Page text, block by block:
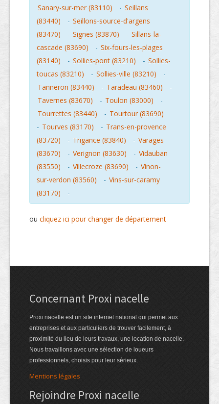
Sanary-sur-mer (83110)
- Seillans
(83440)
- Seillons-source-d'argens
(83470)
- Signes (83870) - Sillans-la-
cascade (83690)
- Six-fours-les-plages
(83140)
- Sollies-pont (83210) - Sollies-
toucas (83210)
- Sollies-ville (83210)
-
Tanneron (83440)
- Taradeau (83460)
-
Tavernes (83670)
- Toulon (83000)
-
Tourrettes (83440)
- Tourtour (83690)
- Tourves (83170) - Trans-en-provence
(83720)
- Trigance (83840) - Varages
(83670)
- Verignon (83630) - Vidauban
(83550)
- Villecroze (83690) - Vinon-
sur-verdon (83560)
- Vins-sur-caramy
(83170)
-
ou cliquez ici pour changer de département
Concernant Proxi nacelle
Proxi nacelle est un site internet national qui permet aux
entreprises et aux particuliers de trouver facilement, à
proximité du lieu de leurs travaux, une location de nacelle.
Nous travaillons avec une sélection de loueurs
professionnels, choisis pour leur sérieux.
Mentions légales
Rejoindre Proxi nacelle